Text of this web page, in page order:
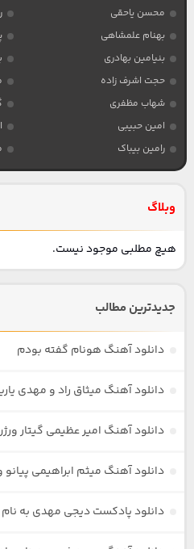
محسن یاحقی
بهنام علمشاهی
بنیامین بهادری
حجت اشرف زاده
شهاب مظفری
امین حبیبی
رامین بیباک
وبلاگ
هیچ مطلبی موجود نیست.
جدیدترین مطالب
دانلود آهنگ هونام گفته بودم
دانلود آهنگ میثاق راد و مهدی
دانلود آهنگ امیر عظیمی گیتار
دانلود آهنگ میثم ابراهیمی
دانلود پادکست دیجی مهدی به نام